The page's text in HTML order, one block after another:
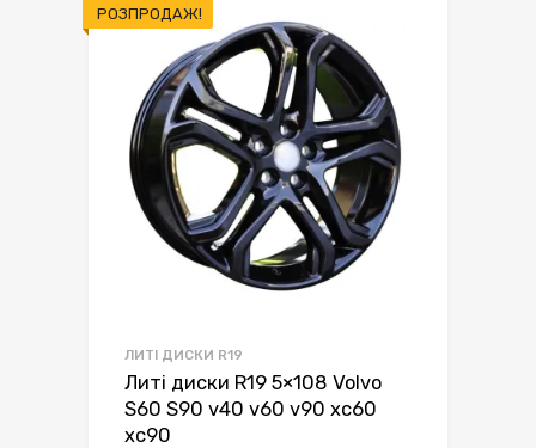
РОЗПРОДАЖ!
ЛИТІ ДИСКИ R19
Литі диски R19 5×108 Volvo
S60 S90 v40 v60 v90 xc60
xc90